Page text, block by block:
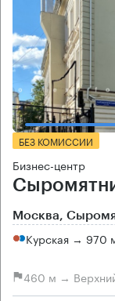
БЕЗ КОМИССИИ
Бизнес-центр
Москва,
Курская → 970
460 м →